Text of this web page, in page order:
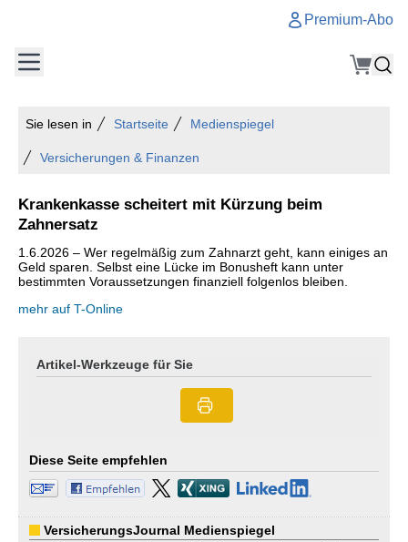
Premium-Abo
Sie lesen in Startseite Medienspiegel
Versicherungen & Finanzen
Krankenkasse scheitert mit Kürzung beim
Zahnersatz
1.6.2026 – Wer regelmäßig zum Zahnarzt geht, kann einiges an
Geld sparen. Selbst eine Lücke im Bonusheft kann unter
bestimmten Voraussetzungen finanziell folgenlos bleiben.
mehr auf T-Online
Artikel-Werkzeuge für Sie
Diese Seite empfehlen
VersicherungsJournal Medienspiegel